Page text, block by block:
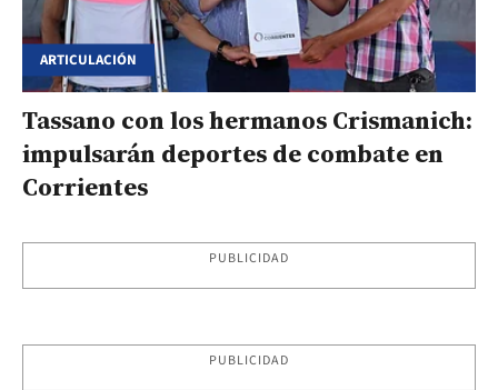
ARTICULACIÓN
Tassano con los hermanos Crismanich:
impulsarán deportes de combate en
Corrientes
PUBLICIDAD
PUBLICIDAD